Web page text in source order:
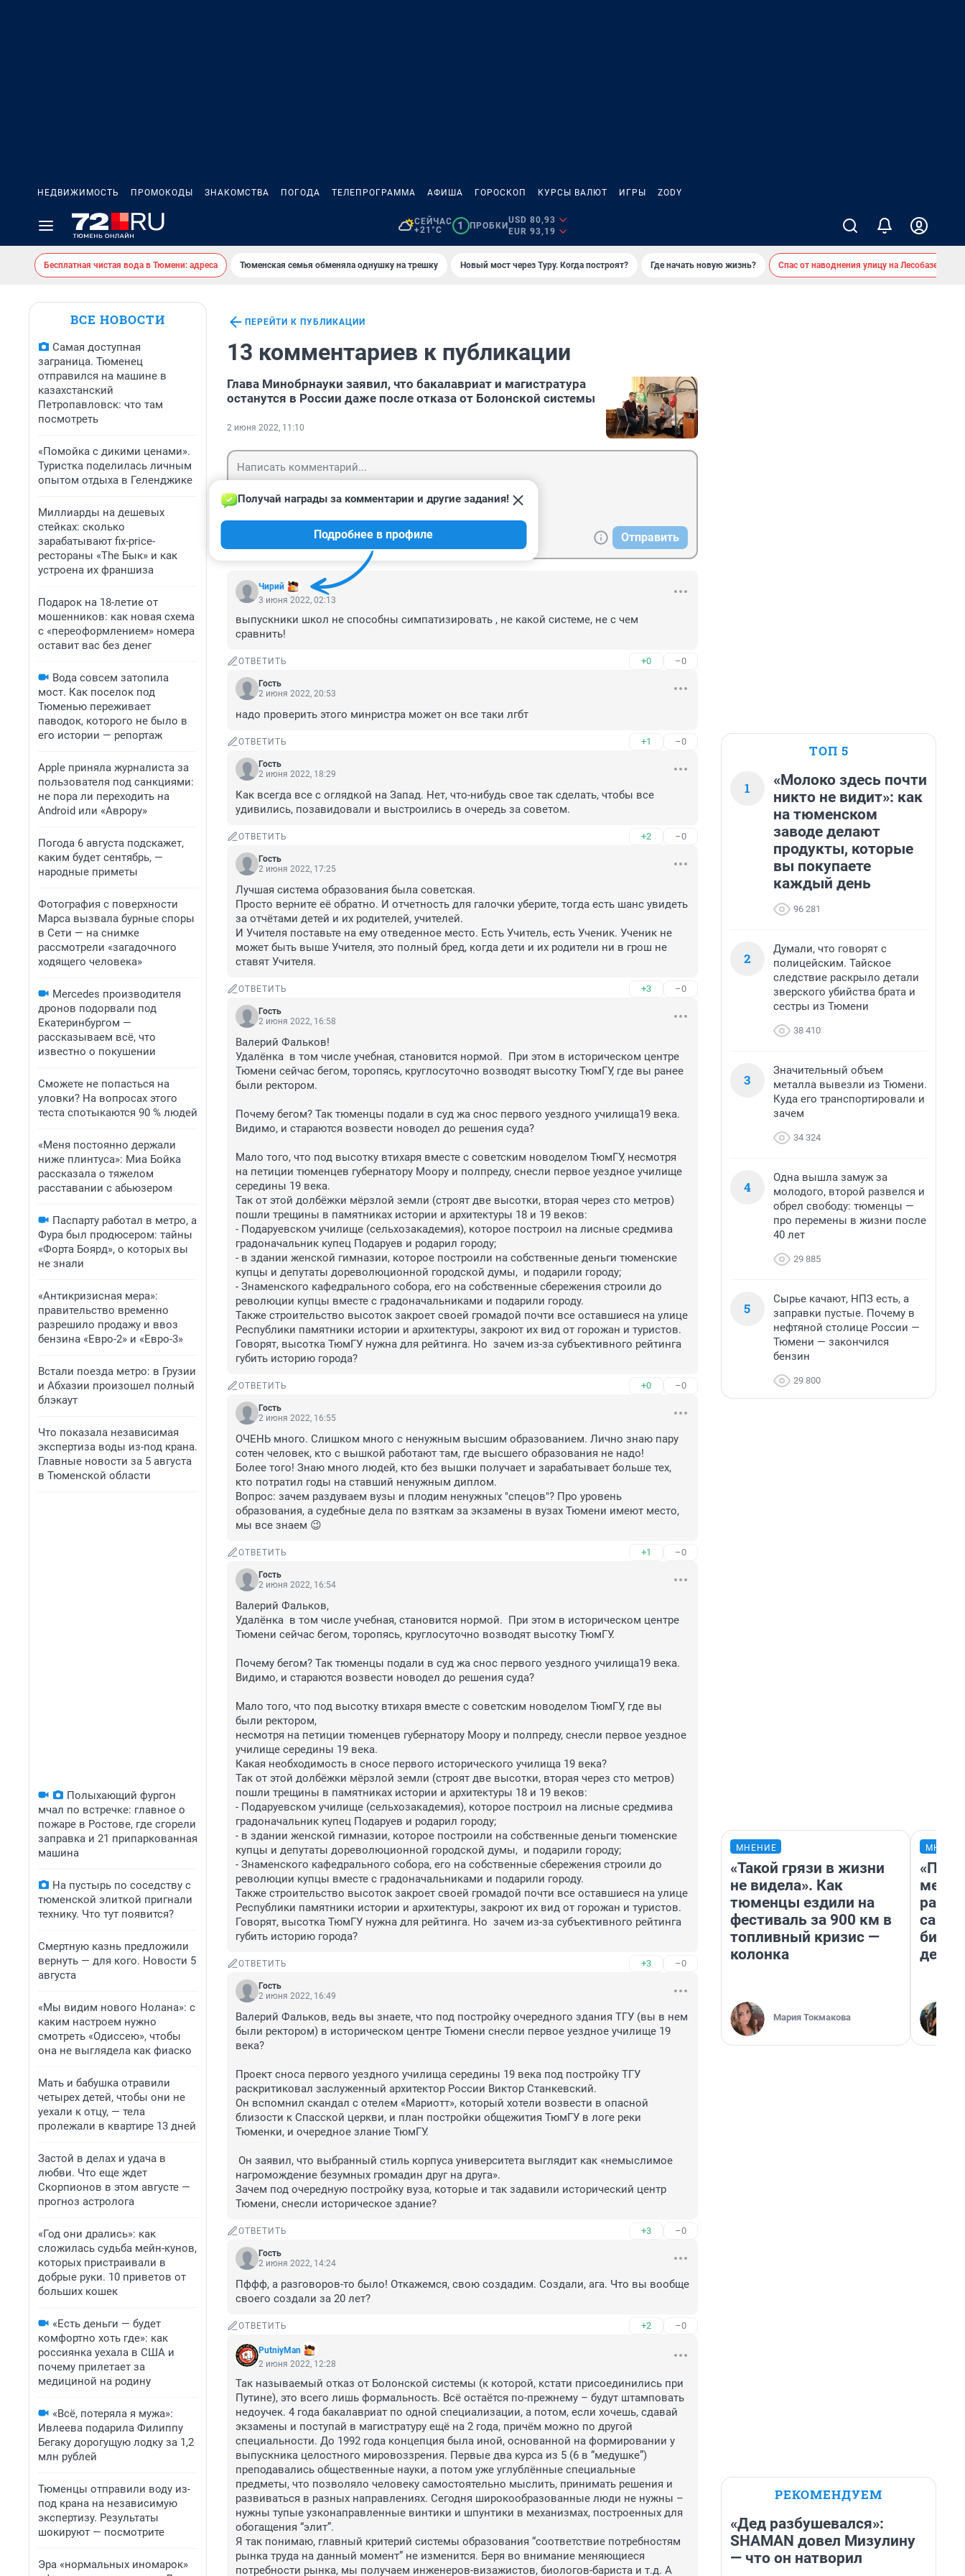
НЕДВИЖИМОСТЬ ПРОМОКОДЫ ЗНАКОМСТВА ПОГОДА ТЕЛЕПРОГРАММА АФИША ГОРОСКОП КУРСЫ ВАЛЮТ ИГРЫ ZODY
СЕЙЧАС
+21°C
1 ПРОБКИ
USD 80,93
EUR 93,19
Бесплатная чистая вода в Тюмени: адреса Тюменская семья обменяла однушку на трешку Новый мост через Туру. Когда построят? Где начать новую жизнь? Спас от наводнения улицу на Лесобазе
ВСЕ НОВОСТИ
Самая доступная
заграница. Тюменец
отправился на машине в
казахстанский
Петропавловск: что там
посмотреть
«Помойка с дикими ценами».
Туристка поделилась личным
опытом отдыха в Геленджике
Миллиарды на дешевых
стейках: сколько
зарабатывают fix-price-
рестораны «The Бык» и как
устроена их франшиза
Подарок на 18-летие от
мошенников: как новая схема
с «переоформлением» номера
оставит вас без денег
Вода совсем затопила
мост. Как поселок под
Тюменью переживает
паводок, которого не было в
его истории — репортаж
Apple приняла журналиста за
пользователя под санкциями:
не пора ли переходить на
Android или «Аврору»
Погода 6 августа подскажет,
каким будет сентябрь, —
народные приметы
Фотография с поверхности
Марса вызвала бурные споры
в Сети — на снимке
рассмотрели «загадочного
ходящего человека»
Mercedes производителя
дронов подорвали под
Екатеринбургом —
рассказываем всё, что
известно о покушении
Сможете не попасться на
уловки? На вопросах этого
теста спотыкаются 90 % людей
«Меня постоянно держали
ниже плинтуса»: Миа Бойка
рассказала о тяжелом
расставании с абьюзером
Паспарту работал в метро, а
Фура был продюсером: тайны
«Форта Боярд», о которых вы
не знали
«Антикризисная мера»:
правительство временно
разрешило продажу и ввоз
бензина «Евро-2» и «Евро-3»
Встали поезда метро: в Грузии
и Абхазии произошел полный
блэкаут
Что показала независимая
экспертиза воды из-под крана.
Главные новости за 5 августа
в Тюменской области
Полыхающий фургон
мчал по встречке: главное о
пожаре в Ростове, где сгорели
заправка и 21 припаркованная
машина
На пустырь по соседству с
тюменской элиткой пригнали
технику. Что тут появится?
Смертную казнь предложили
вернуть — для кого. Новости 5
августа
«Мы видим нового Нолана»: с
каким настроем нужно
смотреть «Одиссею», чтобы
она не выглядела как фиаско
Мать и бабушка отравили
четырех детей, чтобы они не
уехали к отцу, — тела
пролежали в квартире 13 дней
Застой в делах и удача в
любви. Что еще ждет
Скорпионов в этом августе —
прогноз астролога
«Год они дрались»: как
сложилась судьба мейн-кунов,
которых пристраивали в
добрые руки. 10 приветов от
больших кошек
«Есть деньги — будет
комфортно хоть где»: как
россиянка уехала в США и
почему прилетает за
медициной на родину
«Всё, потеряла я мужа»:
Ивлеева подарила Филиппу
Бегаку дорогущую лодку за 1,2
млн рублей
Тюменцы отправили воду из-
под крана на независимую
экспертизу. Результаты
шокируют — посмотрите
Эра «нормальных иномарок»
ПЕРЕЙТИ К ПУБЛИКАЦИИ
13 комментариев к публикации
Глава Минобрнауки заявил, что бакалавриат и магистратура
останутся в России даже после отказа от Болонской системы
2 июня 2022, 11:10
Отправить
Чирий
Получай награды за комментарии и другие задания!
Подробнее в профиле
3 июня 2022, 02:13
выпускники школ не способны симпатизировать , не какой системе, не с чем
сравнить!
ОТВЕТИТЬ +0 –0
Гость
2 июня 2022, 20:53
надо проверить этого минристра может он все таки лгбт
ОТВЕТИТЬ +1 –0
Гость
2 июня 2022, 18:29
Как всегда все с оглядкой на Запад. Нет, что-нибудь свое так сделать, чтобы все
удивились, позавидовали и выстроились в очередь за советом.
ОТВЕТИТЬ +2 –0
Гость
2 июня 2022, 17:25
Лучшая система образования была советская.
Просто верните её обратно. И отчетность для галочки уберите, тогда есть шанс увидеть
за отчётами детей и их родителей, учителей.
И Учителя поставьте на ему отведенное место. Есть Учитель, есть Ученик. Ученик не
может быть выше Учителя, это полный бред, когда дети и их родители ни в грош не
ставят Учителя.
ОТВЕТИТЬ +3 –0
Гость
2 июня 2022, 16:58
Валерий Фальков!
Удалёнка  в том числе учебная, становится нормой.  При этом в историческом центре
Тюмени сейчас бегом, торопясь, круглосуточно возводят высотку ТюмГУ, где вы ранее
были ректором.
Почему бегом? Так тюменцы подали в суд жа снос первого уездного училища19 века.
Видимо, и стараются возвести новодел до решения суда?
Мало того, что под высотку втихаря вместе с советским новоделом ТюмГУ, несмотря
на петиции тюменцев губернатору Моору и полпреду, снесли первое уездное училище
середины 19 века.
Так от этой долбёжки мёрзлой земли (строят две высотки, вторая через сто метров)
пошли трещины в памятниках истории и архитектуры 18 и 19 веков:
- Подаруевском училище (сельхозакадемия), которое построил на лисные средмива
градоначальник купец Подаруев и родарил городу;
- в здании женской гимназии, которое построили на собственные деньги тюменские
купцы и депутаты дореволюционной городской думы,  и подарили городу;
- Знаменского кафедрального собора, его на собственные сбережения строили до
революции купцы вместе с градоначальниками и подарили городу.
Также строительство высоток закроет своей громадой почти все оставшиеся на улице
Республики памятники истории и архитектуры, закроют их вид от горожан и туристов.
Говорят, высотка ТюмГУ нужна для рейтинга. Но  зачем из-за субъективного рейтинга
губить историю города?
ОТВЕТИТЬ +0 –0
Гость
2 июня 2022, 16:55
ОЧЕНЬ много. Слишком много с ненужным высшим образованием. Лично знаю пару
сотен человек, кто с вышкой работают там, где высшего образования не надо!
Более того! Знаю много людей, кто без вышки получает и зарабатывает больше тех,
кто потратил годы на ставший ненужным диплом.
Вопрос: зачем раздуваем вузы и плодим ненужных "спецов"? Про уровень
образования, а судебные дела по взяткам за экзамены в вузах Тюмени имеют место,
мы все знаем 😉
ОТВЕТИТЬ +1 –0
Гость
2 июня 2022, 16:54
Валерий Фальков,
Удалёнка  в том числе учебная, становится нормой.  При этом в историческом центре
Тюмени сейчас бегом, торопясь, круглосуточно возводят высотку ТюмГУ.
Почему бегом? Так тюменцы подали в суд жа снос первого уездного училища19 века.
Видимо, и стараются возвести новодел до решения суда?
Мало того, что под высотку втихаря вместе с советским новоделом ТюмГУ, где вы
были ректором,
несмотря на петиции тюменцев губернатору Моору и полпреду, снесли первое уездное
училище середины 19 века.
Какая необходимость в сносе первого исторического училища 19 века?
Так от этой долбёжки мёрзлой земли (строят две высотки, вторая через сто метров)
пошли трещины в памятниках истории и архитектуры 18 и 19 веков:
- Подаруевском училище (сельхозакадемия), которое построил на лисные средмива
градоначальник купец Подаруев и родарил городу;
- в здании женской гимназии, которое построили на собственные деньги тюменские
купцы и депутаты дореволюционной городской думы,  и подарили городу;
- Знаменского кафедрального собора, его на собственные сбережения строили до
революции купцы вместе с градоначальниками и подарили городу.
Также строительство высоток закроет своей громадой почти все оставшиеся на улице
Республики памятники истории и архитектуры, закроют их вид от горожан и туристов.
Говорят, высотка ТюмГУ нужна для рейтинга. Но  зачем из-за субъективного рейтинга
губить историю города?
ОТВЕТИТЬ +3 –0
Гость
2 июня 2022, 16:49
Валерий Фальков, ведь вы знаете, что под постройку очередного здания ТГУ (вы в нем
были ректором) в историческом центре Тюмени снесли первое уездное училище 19
века?
Проект сноса первого уездного училища середины 19 века под постройку ТГУ
раскритиковал заслуженный архитектор России Виктор Станкевский.
Он вспомнил скандал с отелем «Мариотт», который хотели возвести в опасной
близости к Спасской церкви, и план постройки общежития ТюмГУ в логе реки
Тюменки, и очередное злание ТюмГУ.
нагромождение безумных громадин друг на друга».
Зачем под очередную постройку вуза, которые и так задавили исторический центр
Тюмени, снесли историческое здание?
ОТВЕТИТЬ +3 –0
Гость
2 июня 2022, 14:24
Пффф, а разговоров-то было! Откажемся, свою создадим. Создали, ага. Что вы вообще
своего создали за 20 лет?
ОТВЕТИТЬ +2 –0
PutniyMan
2 июня 2022, 12:28
Так называемый отказ от Болонской системы (к которой, кстати присоединились при
Путине), это всего лишь формальность. Всё остаётся по-прежнему – будут штамповать
недоучек. 4 года бакалавриат по одной специализации, а потом, если хочешь, сдавай
экзамены и поступай в магистратуру ещё на 2 года, причём можно по другой
специальности. До 1992 года концепция была иной, основанной на формировании у
выпускника целостного мировоззрения. Первые два курса из 5 (6 в “медушке”)
преподавались общественные науки, а потом уже углублённые специальные
предметы, что позволяло человеку самостоятельно мыслить, принимать решения и
развиваться в разных направлениях. Сегодня широкообразованные люди не нужны –
нужны тупые узконаправленные винтики и шпунтики в механизмах, построенных для
обогащения “элит”.
Я так понимаю, главный критерий системы образования “соответствие потребностям
рынка труда на данный момент” не изменится. Беря во внимание меняющиеся
потребности рынка, мы получаем инженеров-визажистов, биологов-бариста и т.д. А
ТОП 5
1
«Молоко здесь почти
никто не видит»: как
на тюменском
заводе делают
продукты, которые
вы покупаете
каждый день
96 281
2
Думали, что говорят с
полицейским. Тайское
следствие раскрыло детали
зверского убийства брата и
сестры из Тюмени
38 410
3
Значительный объем
металла вывезли из Тюмени.
Куда его транспортировали и
зачем
34 324
4
Одна вышла замуж за
молодого, второй развелся и
обрел свободу: тюменцы —
про перемены в жизни после
40 лет
29 885
5
Сырье качают, НПЗ есть, а
заправки пустые. Почему в
нефтяной столице России —
Тюмени — закончился
бензин
29 800
МНЕНИЕ
«Такой грязи в жизни
не видела». Как
тюменцы ездили на
фестиваль за 900 км в
топливный кризис —
колонка
Мария Токмакова
РЕКОМЕНДУЕМ
«Дед разбушевался»:
SHAMAN довел Мизулину
— что он натворил